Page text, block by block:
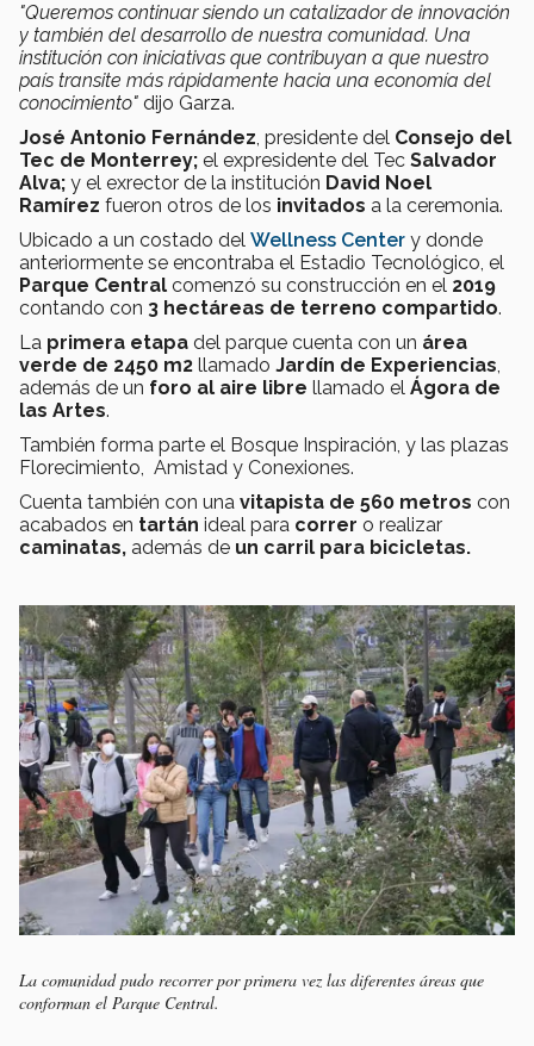
"Queremos continuar siendo un catalizador de innovación
y también del desarrollo de nuestra comunidad. Una
institución con iniciativas que contribuyan a que nuestro
país transite más rápidamente hacia una economía del
conocimiento" dijo Garza.
José Antonio Fernández, presidente del Consejo del
Tec de Monterrey; el expresidente del Tec Salvador
Alva; y el exrector de la institución David Noel
Ramírez fueron otros de los invitados a la ceremonia.
Ubicado a un costado del Wellness Center y donde
anteriormente se encontraba el Estadio Tecnológico, el
Parque Central comenzó su construcción en el 2019
contando con 3 hectáreas de terreno compartido.
La primera etapa del parque cuenta con un área
verde de 2450 m2 llamado Jardín de Experiencias,
además de un foro al aire libre llamado el Ágora de
las Artes.
También forma parte el Bosque Inspiración, y las plazas
Florecimiento, Amistad y Conexiones.
Cuenta también con una vitapista de 560 metros con
acabados en tartán ideal para correr o realizar
caminatas, además de un carril para bicicletas.
La comunidad pudo recorrer por primera vez las diferentes áreas que
conforman el Parque Central.